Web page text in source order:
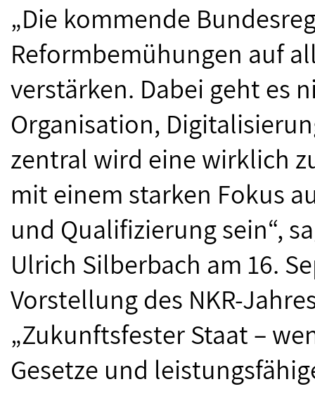
„Die kommende
Reformbemühungen auf
verstärken. Dabei geht es
Organisation,
zentral wird eine wirklich
mit einem starken Fokus
und Qualifizierung sein“,
Ulrich Silberbach am 16.
Vorstellung des NKR-
„Zukunftsfester Staat –
Gesetze und